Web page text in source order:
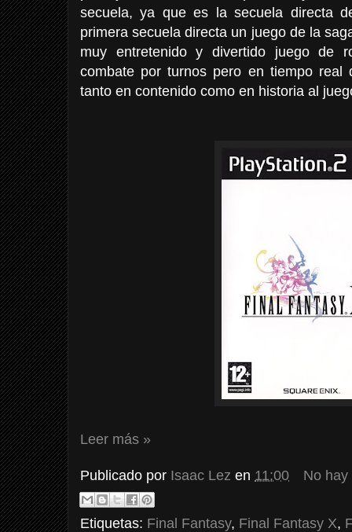
secuela, ya que es la secuela directa
primera secuela directa un juego de la
muy entretenido y divertido juego de
combate por turnos pero en tiempo
tanto en contenido como en historia al
Leer más »
Publicado por Isaac Lez en 11:00 No
Etiquetas: Final Fantasy, Final Fantasy X,